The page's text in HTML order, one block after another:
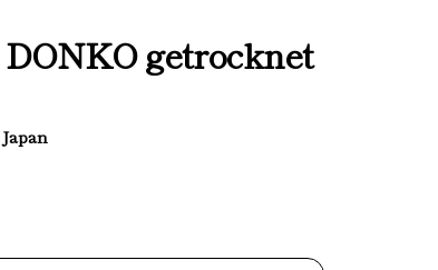
getrocknet